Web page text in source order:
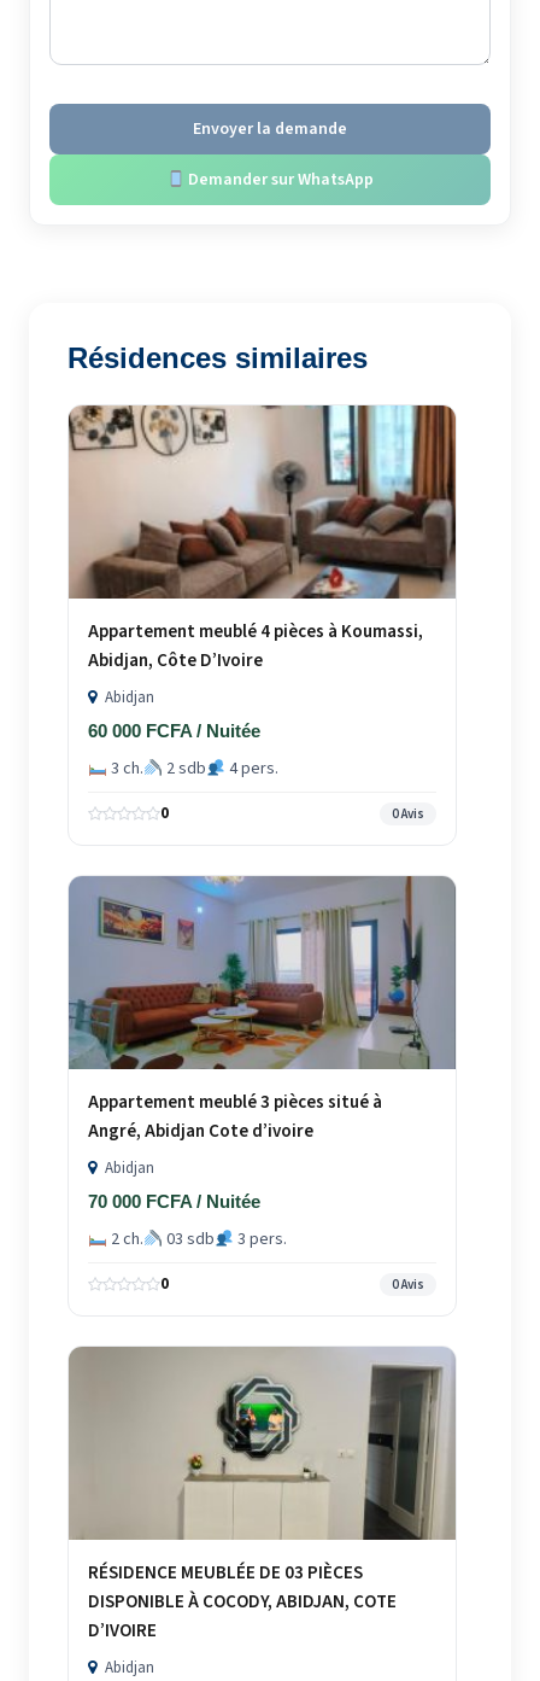
Envoyer la demande
Demander sur WhatsApp
Résidences similaires
Appartement meublé 4 pièces à Koumassi,
Abidjan, Côte D’Ivoire
Abidjan
60 000 FCFA / Nuitée
3 ch. 2 sdb 4 pers.
0 0 Avis
Appartement meublé 3 pièces situé à
Angré, Abidjan Cote d’ivoire
Abidjan
70 000 FCFA / Nuitée
2 ch. 03 sdb 3 pers.
0 0 Avis
RÉSIDENCE MEUBLÉE DE 03 PIÈCES
DISPONIBLE À COCODY, ABIDJAN, COTE
D’IVOIRE
Abidjan